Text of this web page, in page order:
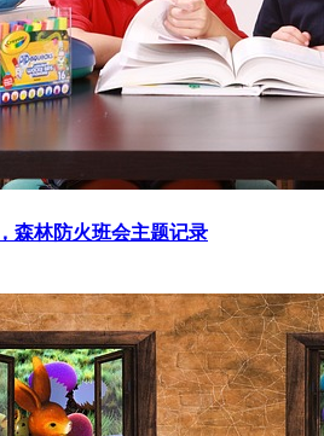
森林防火班会主题记录